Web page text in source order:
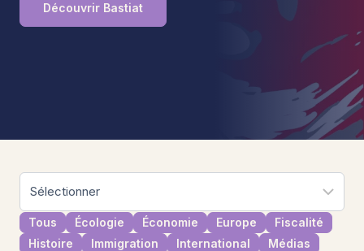
Découvrir Bastiat
Tous Écologie Économie Europe
Fiscalité
Histoire
Immigration International
Médias